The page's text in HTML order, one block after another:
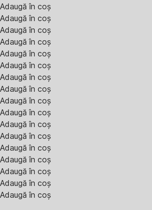
Adaugă în coș
Adaugă în coș
Adaugă în coș
Adaugă în coș
Adaugă în coș
Adaugă în coș
Adaugă în coș
Adaugă în coș
Adaugă în coș
Adaugă în coș
Adaugă în coș
Adaugă în coș
Adaugă în coș
Adaugă în coș
Adaugă în coș
Adaugă în coș
Adaugă în coș